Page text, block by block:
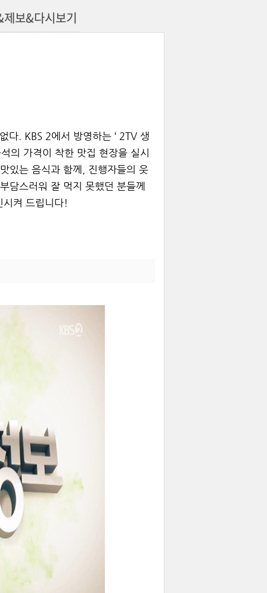
보&다시보기
다. KBS 2에서 방영하는 ‘ 2TV 생
의 가격이 착한 맛집 현장을 실시
있는 음식과 함께, 진행자들의 웃
담스러워 잘 먹지 못했던 분들께
시켜 드립니다!